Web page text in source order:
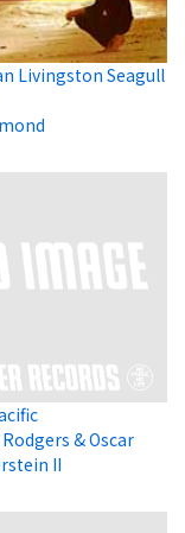
Livingston Seagull
& Oscar
II